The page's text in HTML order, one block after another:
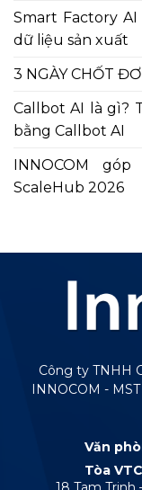
Smart Factory AI
dữ liệu sản xuất
3 NGÀY CHỐT
Callbot AI là gì?
bằng Callbot AI
INNOCOM
ScaleHub 2026
Công ty TNHH
INNOCOM -
Văn
Tòa